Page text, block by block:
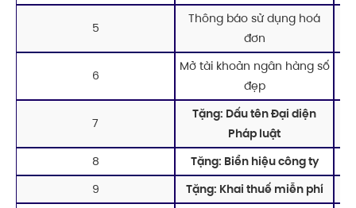
5
Thông báo sử dụng hoá
đơn
6
Mở tài khoản ngân hàng số
đẹp
7
Tặng: Dấu tên Đại diện
Pháp luật
8
Tặng: Biển hiệu công ty
9
Tặng: Khai thuế miễn phí